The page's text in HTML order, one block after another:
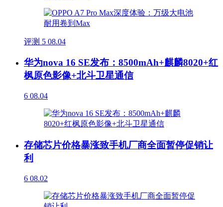
评测 5 08.04
华为nova 16 SE发布：8500mAh+麒麟8020+红
枫原色影像+北斗卫星通信
6 08.04
存储芯片价格暴涨致手机厂商全面暂停促销让
利
6 08.02